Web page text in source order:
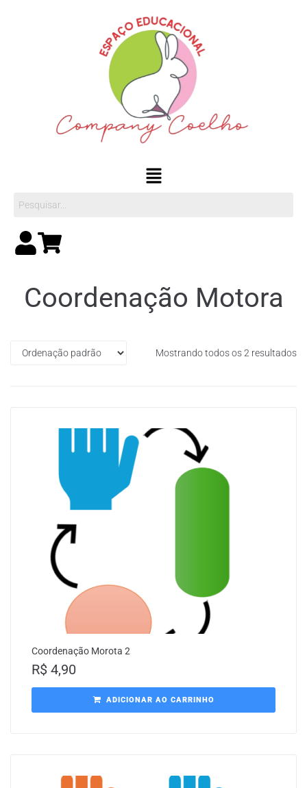
Coordenação Motora
Mostrando todos os 2 resultados
Coordenação Morota 2
R$ 4,90
ADICIONAR AO CARRINHO